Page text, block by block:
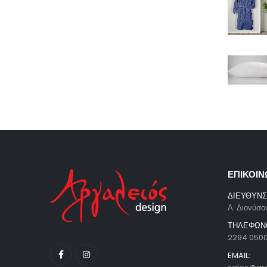
Λ.
2294
EMAIL: